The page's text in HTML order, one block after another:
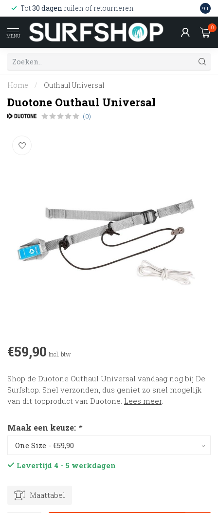
Tot30 dagen ruilen of retourneren 9.1
MENU
0
Home / Outhaul Universal
Duotone Outhaul Universal
(0)
€59,90 Incl. btw
Shop de Duotone Outhaul Universal vandaag nog bij De
Surfshop. Snel verzonden, dus geniet zo snel mogelijk
van dit topproduct van Duotone. Lees meer.
Maak een keuze: *
Levertijd 4 - 5 werkdagen
Maattabel